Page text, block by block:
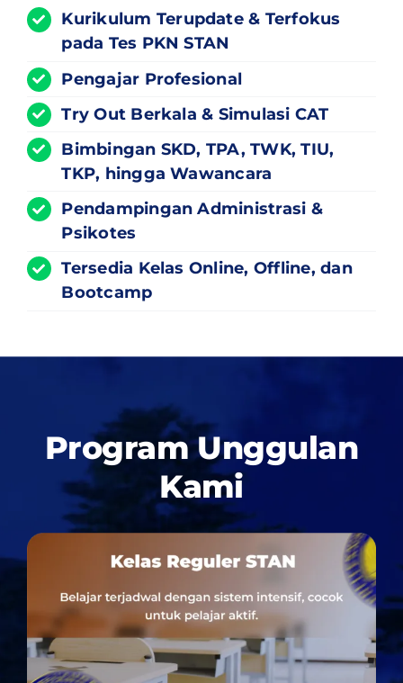
Kurikulum Terupdate& Terfokus
pada Tes PKN STAN
Pengajar Profesional
Try Out Berkala & Simulasi CAT
Bimbingan SKD, TPA, TWK, TIU,
TKP, hingga Wawancara
Pendampingan Administrasi &
Psikotes
Tersedia Kelas Online, Offline, dan
Bootcamp
Program Unggulan
Kami